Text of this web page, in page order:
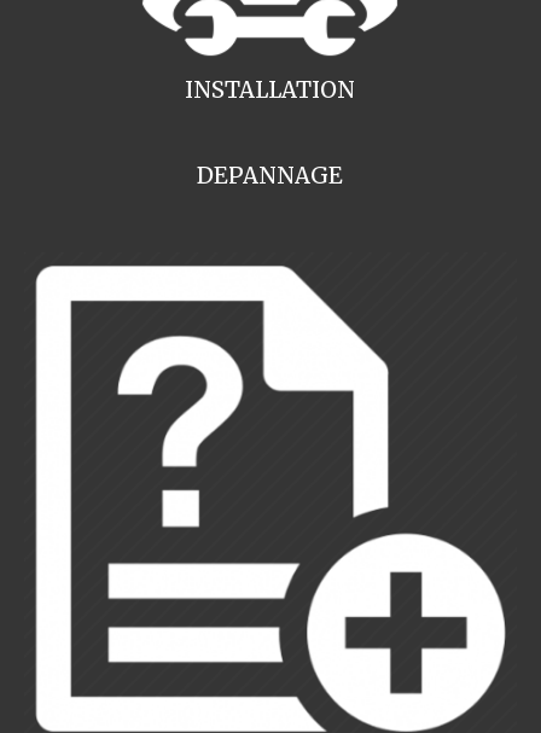
INSTALLATION
DEPANNAGE